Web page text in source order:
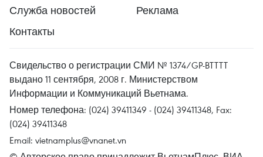
Служба новостей
Реклама
Контакты
Свидельство о регистрации СМИ № 1374/GP-BTTTT
выдано 11 сентября, 2008 г. Министерством
Информации и Коммуникаций Вьетнама.
Номер телефона: (024) 39411349 - (024) 39411348, Fax:
(024) 39411348
Email: vietnamplus@vnanet.vn